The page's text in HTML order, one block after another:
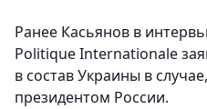
Ранее Касьянов в
Politique Internationale
в состав Украины в
президентом России.